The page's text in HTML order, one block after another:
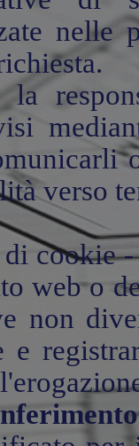
nelle
la
verso
cookie
web o
non
e